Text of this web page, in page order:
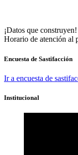
¡Datos que construyen!
Horario de atención al
Encuesta de Sastifacción
Ir a encuesta de
Institucional